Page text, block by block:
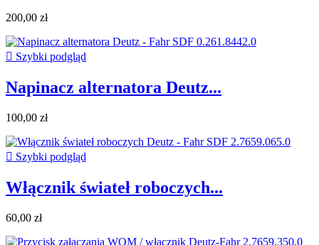
200,00 zł
 Szybki podgląd
Napinacz alternatora Deutz...
100,00 zł
 Szybki podgląd
Włącznik świateł roboczych...
60,00 zł